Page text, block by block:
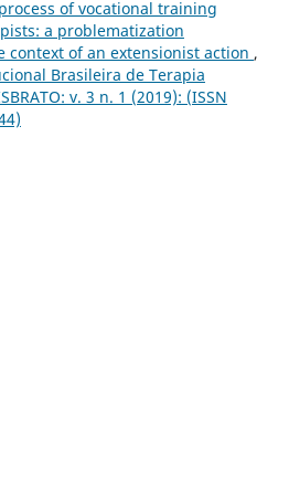
of vocational training
a problematization
context of an extensionist action ,
Brasileira de Terapia
v. 3 n. 1 (2019): (ISSN